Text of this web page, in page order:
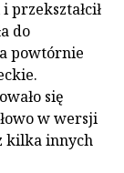
przekształcił
do
powtórnie
się
w wersji
kilka innych